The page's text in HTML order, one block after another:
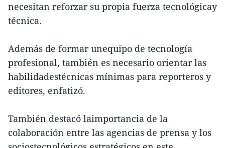
necesitan reforzar su propia fuerza tecnológicay
técnica.
Además de formar unequipo de tecnología
profesional, también es necesario orientar las
habilidadestécnicas mínimas para reporteros y
editores, enfatizó.
También destacó laimportancia de la
colaboración entre las agencias de prensa y los